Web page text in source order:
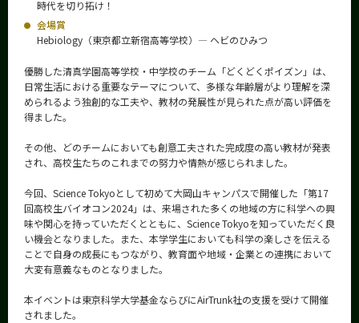
時代を切り拓け！
会場賞
Hebiology（東京都立新宿高等学校）― ヘビのひみつ
優勝した清真学園高等学校・中学校のチーム「どくどくポイズン」は、
日常生活における重要なテーマについて、多様な年齢層がより理解を深
められるよう独創的な工夫や、教材の発展性が見られた点が高い評価を
得ました。
その他、どのチームにおいても創意工夫された完成度の高い教材が発表
され、高校生たちのこれまでの努力や情熱が感じられました。
今回、Science Tokyoとして初めて大岡山キャンパスで開催した「第17
回高校生バイオコン2024」は、来場された多くの地域の方に科学への興
味や関心を持っていただくとともに、Science Tokyoを知っていただく良
い機会となりました。また、本学学生においても科学の楽しさを伝える
ことで自身の成長にもつながり、教育面や地域・企業との連携において
大変有意義なものとなりました。
本イベントは東京科学大学基金ならびにAirTrunk社の支援を受けて開催
されました。